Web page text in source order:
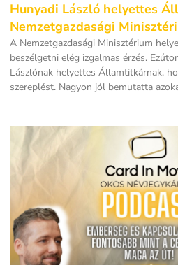
Hunyadi László helyettes
Nemzetgazdasági
A Nemzetgazdasági Minisztérium
beszélgetni elég izgalmas érzés.
Lászlónak helyettes Államtitkárnak,
szereplést. Nagyon jól bemutatta